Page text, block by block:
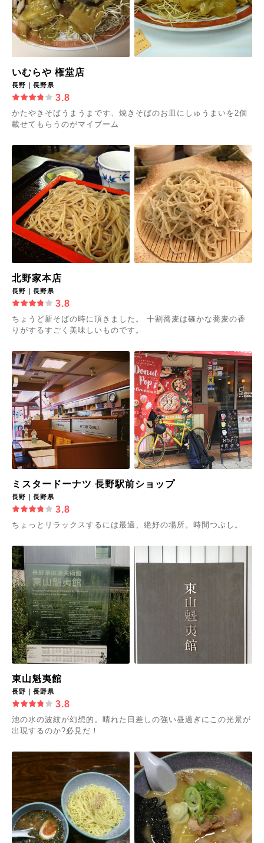
いむらや 権堂店
長野｜長野県
3.8
かたやきそばうまうまです、焼きそばのお皿にしゅうまいを2個
載せてもらうのがマイブーム
北野家本店
長野｜長野県
3.8
ちょうど新そばの時に頂きました。 十割蕎麦は確かな蕎麦の香
りがするすごく美味しいものです。
ミスタードーナツ 長野駅前ショップ
長野｜長野県
3.8
ちょっとリラックスするには最適、絶好の場所。時間つぶし。
東山魁夷館
長野｜長野県
3.8
池の水の波紋が幻想的。晴れた日差しの強い昼過ぎにこの光景が
出現するのか?必見だ！